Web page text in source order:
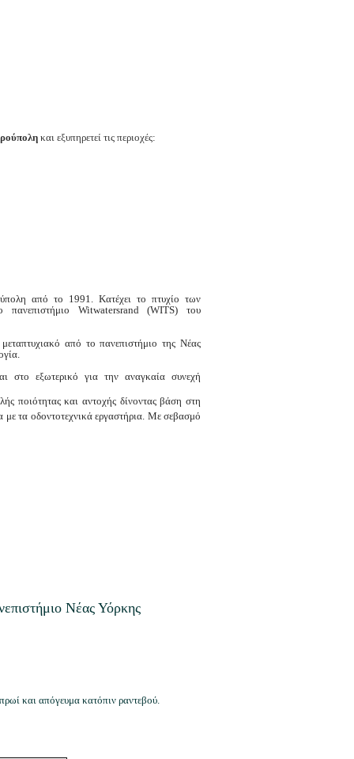
και εξυπηρετεί τις περιοχές:
από το 1991. Κατέχει το πτυχίο των
Witwatersrand (WITS) του
από το πανεπιστήμιο της Νέας
στο εξωτερικό για την αναγκαία συνεχή
ποιότητας και αντοχής δίνοντας βάση στη
με τα οδοντοτεχνικά εργαστήρια. Με σεβασμό
Νέας Υόρκης
και απόγευμα κατόπιν ραντεβού.